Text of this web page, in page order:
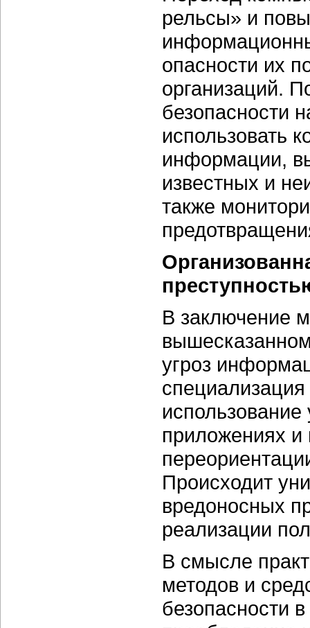
рельсы» и
опасности их
организаций.
безопасности
использовать
информации,
известных и
также
В заключение
угроз
приложениях и
Происходит
вредоносных
реализации
В смысле
методов и
безопасности